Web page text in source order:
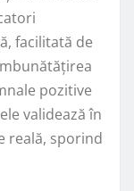
facilitată de
pozitive
validează în
reală, sporind